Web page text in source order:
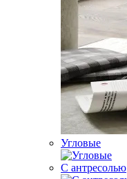
Угловые
С антресолью